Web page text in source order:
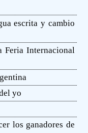
escrita y cambio
Feria Internacional
yo
los ganadores de